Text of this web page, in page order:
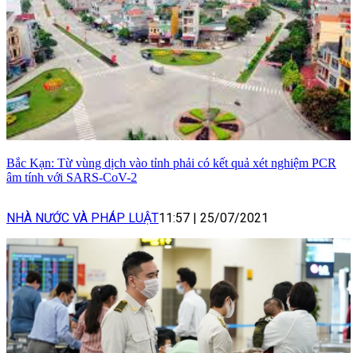
Bắc Kạn: Từ vùng dịch vào tỉnh phải có kết quả xét nghiệm PCR
âm tính với SARS-CoV-2
NHÀ NƯỚC VÀ PHÁP LUẬT11:57 | 25/07/2021